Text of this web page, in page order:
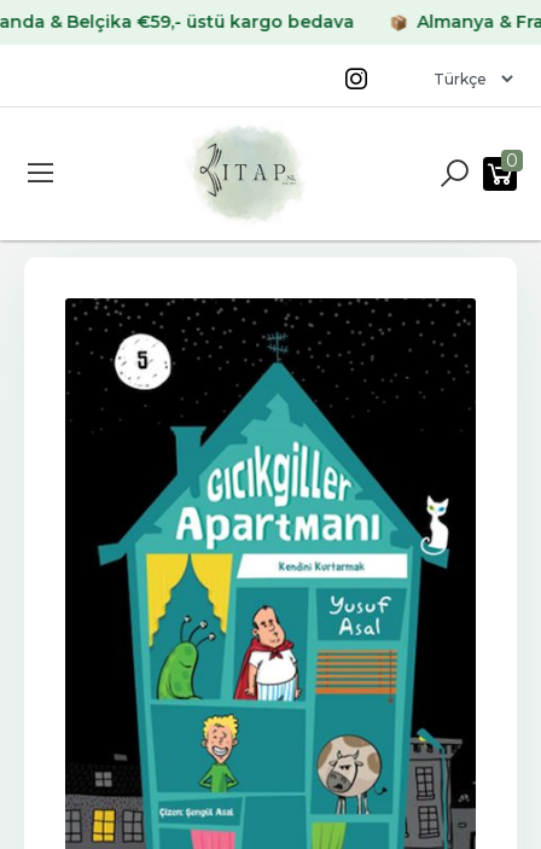
Belçika €59,- üstü kargo bedava Almanya & Fransa
0